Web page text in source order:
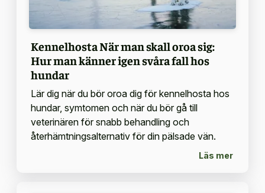
Kennelhosta När man skall oroa sig:
Hur man känner igen svåra fall hos
hundar
Lär dig när du bör oroa dig för kennelhosta hos
hundar, symtomen och när du bör gå till
veterinären för snabb behandling och
återhämtningsalternativ för din pälsade vän.
Läs mer